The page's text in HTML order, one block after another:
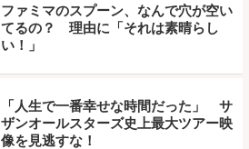
ファミマのスプーン、なんで穴が空い
てるの？ 理由に「それは素晴らし
い！」
「人生で一番幸せな時間だった」 サ
ザンオールスターズ史上最大ツアー映
像を見逃すな！